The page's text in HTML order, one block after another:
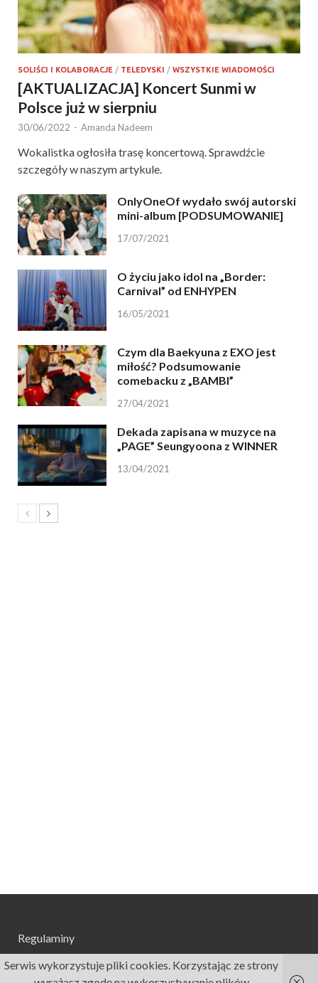
SOLIŚCI I KOLABORACJE / TELEDYSKI / WSZYSTKIE WIADOMOŚCI
[AKTUALIZACJA] Koncert Sunmi w
Polsce już w sierpniu
30/06/2022 - Amanda Nadeem
Wokalistka ogłosiła trasę koncertową. Sprawdźcie
szczegóły w naszym artykule.
OnlyOneOf wydało swój autorski
mini-album [PODSUMOWANIE]
17/07/2021
O życiu jako idol na „Border:
Carnival” od ENHYPEN
16/05/2021
Czym dla Baekyuna z EXO jest
miłość? Podsumowanie
comebacku z „BAMBI”
27/04/2021
Dekada zapisana w muzyce na
„PAGE” Seungyoona z WINNER
13/04/2021
Regulaminy
Serwis wykorzystuje pliki cookies. Korzystając ze strony